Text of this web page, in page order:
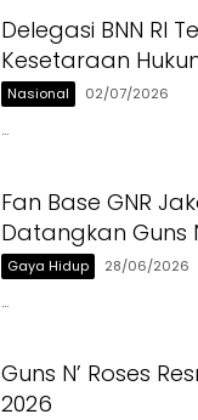
Delegasi BNN RI
Kesetaraan
Nasional 02/07/2026
…
Fan Base GNR
Datangkan Guns
Gaya Hidup 28/06/2026
…
Guns N’ Roses
2026